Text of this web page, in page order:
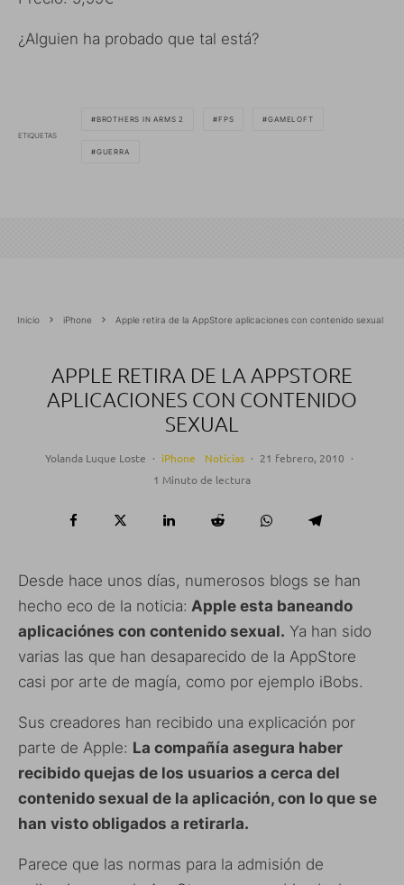
¿Alguien ha probado que tal está?
ETIQUETAS
BROTHERS IN ARMS 2 FPS GAMELOFT
GUERRA
Inicio iPhone Apple retira de la AppStore aplicaciones con contenido sexual
APPLE RETIRA DE LA APPSTORE
APLICACIONES CON CONTENIDO
SEXUAL
Yolanda Luque Loste · iPhone Noticias · 21 febrero, 2010 ·
1 Minuto de lectura
Desde hace unos días, numerosos blogs se han
hecho eco de la noticia: Apple esta baneando
aplicaciónes con contenido sexual. Ya han sido
varias las que han desaparecido de la AppStore
casi por arte de magía, como por ejemplo iBobs.
Sus creadores han recibido una explicación por
parte de Apple: La compañía asegura haber
recibido quejas de los usuarios a cerca del
contenido sexual de la aplicación, con lo que se
han visto obligados a retirarla.
Parece que las normas para la admisión de